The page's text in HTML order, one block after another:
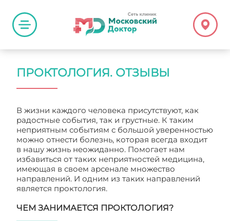
ПРОКТОЛОГИЯ. ОТЗЫВЫ
В жизни каждого человека присутствуют, как
радостные события, так и грустные. К таким
неприятным событиям с большой уверенностью
можно отнести болезнь, которая всегда входит
в нашу жизнь неожиданно. Помогает нам
избавиться от таких неприятностей медицина,
имеющая в своем арсенале множество
направлений. И одним из таких направлений
является проктология.
ЧЕМ ЗАНИМАЕТСЯ ПРОКТОЛОГИЯ?